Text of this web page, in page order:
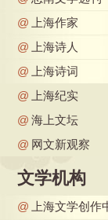
@
上海作家
@
上海诗人
@
上海诗词
@
上海纪实
@ 海上文坛
@ 网文新观察
文学机构
@
上海文学创作